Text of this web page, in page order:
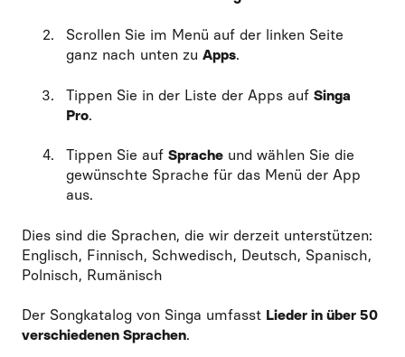
Scrollen Sie im Menü auf der linken Seite
ganz nach unten zu Apps.
Tippen Sie in der Liste der Apps auf Singa
Pro.
Tippen Sie auf Sprache und wählen Sie die
gewünschte Sprache für das Menü der App
aus.
Dies sind die Sprachen, die wir derzeit unterstützen:
Englisch, Finnisch, Schwedisch, Deutsch, Spanisch,
Polnisch, Rumänisch
Der Songkatalog von Singa umfasst Lieder in über 50
verschiedenen Sprachen.